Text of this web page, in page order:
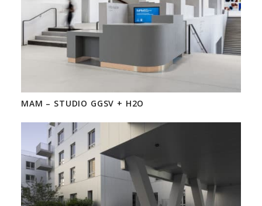
MAM – STUDIO GGSV + H2O